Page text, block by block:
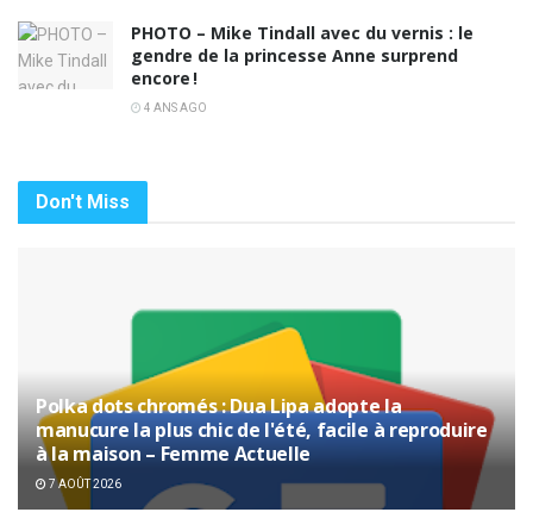
PHOTO – Mike Tindall avec du vernis : le
gendre de la princesse Anne surprend
encore !
4 ANS AGO
Don't Miss
Polka dots chromés : Dua Lipa adopte la
manucure la plus chic de l'été, facile à reproduire
à la maison – Femme Actuelle
7 AOÛT 2026